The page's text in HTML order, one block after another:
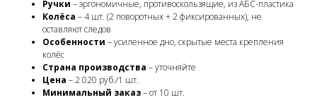
Ручки – эргономичные, противоскользящие, из АБС-пластика
Колёса – 4 шт. (2 поворотных + 2 фиксированных), не
оставляют следов
Особенности – усиленное дно, скрытые места крепления
колёс
Страна производства – уточняйте
Цена – 2 020 руб./1 шт.
Минимальный заказ– от 10 шт.